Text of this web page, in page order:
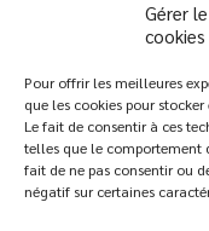
Gérer
cookies
Pour offrir les meilleures
que les cookies pour
Le fait de consentir à ces
telles que le comportement
fait de ne pas consentir ou
négatif sur certaines
Détails du compte
Contact
L’Atelier des